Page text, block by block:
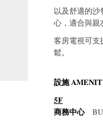
以及舒適的
心，適合與親
客房電視可支
鬆。
設施
5F
商務中心